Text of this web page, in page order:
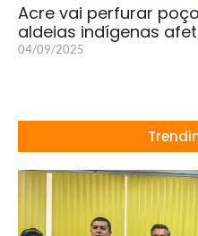
Acre vai perfurar
aldeias indígenas
04/09/2025